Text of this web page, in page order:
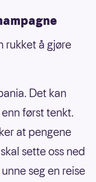
rukket å gjøre
Det kan
først tenkt.
at pengene
sette oss ned
seg en reise